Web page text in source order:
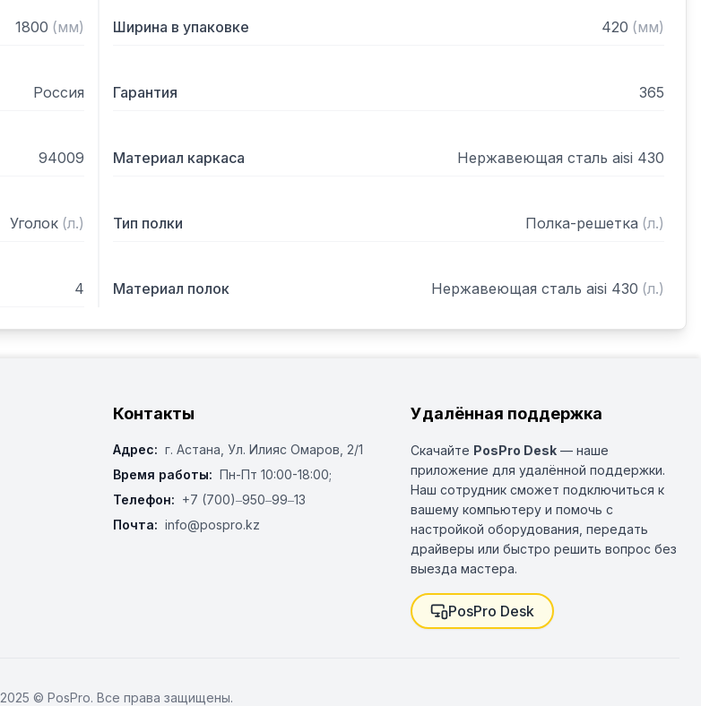
1800 (мм) Ширина в упаковке 420 (мм)
Россия Гарантия 365
94009 Материал каркаса Нержавеющая сталь aisi 430
Уголок (л.) Тип полки Полка-решетка (л.)
4 Материал полок Нержавеющая сталь aisi 430 (л.)
Контакты
Адрес: г. Астана, ​Ул. Илияс Омаров, 2/1
Время работы: Пн-Пт 10:00-18:00;
Телефон: +7 (700)‒950‒99‒13
Почта: info@pospro.kz
Удалённая поддержка
Скачайте PosPro Desk — наше
приложение для удалённой поддержки.
Наш сотрудник сможет подключиться к
вашему компьютеру и помочь с
настройкой оборудования, передать
драйверы или быстро решить вопрос без
выезда мастера.
PosPro Desk
2025 © PosPro. Все права защищены.